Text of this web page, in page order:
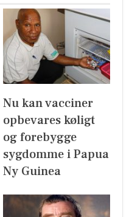
Nu kan vacciner
opbevares køligt
og forebygge
sygdomme i Papua
Ny Guinea